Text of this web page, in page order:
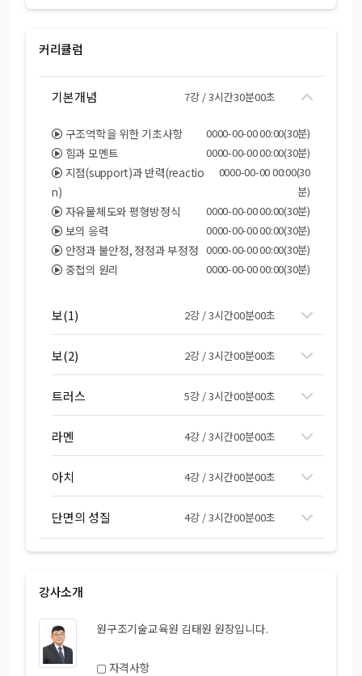
커리큘럼
기본개념 7강 / 3시간30분00초
구조역학을 위한 기초사항 0000-00-00 00:00(30분)
힘과 모멘트 0000-00-00 00:00(30분)
지점(support)과 반력(reactio
n)
0000-00-00 00:00(30
분)
자유물체도와 평형방정식 0000-00-00 00:00(30분)
보의 응력 0000-00-00 00:00(30분)
안정과 불안정, 정정과 부정정 0000-00-00 00:00(30분)
중첩의 원리 0000-00-00 00:00(30분)
보(1) 2강 / 3시간00분00초
보(2) 2강 / 3시간00분00초
트러스 5강 / 3시간00분00초
라멘 4강 / 3시간00분00초
아치 4강 / 3시간00분00초
단면의 성질 4강 / 3시간00분00초
강사소개
원구조기술교육원 김태원 원장입니다.
▢ 자격사항